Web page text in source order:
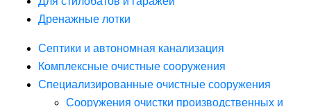
Дренажные лотки
Септики и автономная канализация
Комплексные очистные сооружения
Специализированные очистные сооружения
Сооружения очистки производственных и